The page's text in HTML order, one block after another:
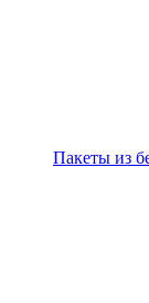
Пакеты из